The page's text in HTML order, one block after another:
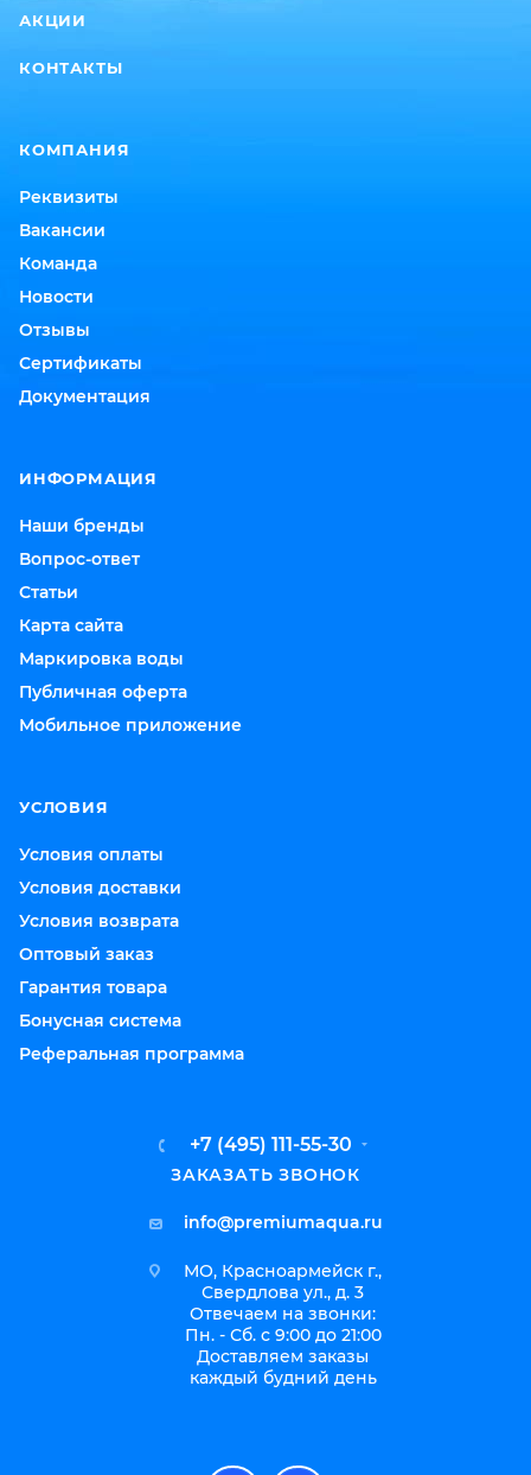
АКЦИИ
КОНТАКТЫ
КОМПАНИЯ
Реквизиты
Вакансии
Команда
Новости
Отзывы
Сертификаты
Документация
ИНФОРМАЦИЯ
Наши бренды
Вопрос-ответ
Статьи
Карта сайта
Маркировка воды
Публичная оферта
Мобильное приложение
УСЛОВИЯ
Условия оплаты
Условия доставки
Условия возврата
Оптовый заказ
Гарантия товара
Бонусная система
Реферальная программа
+7 (495) 111-55-30
ЗАКАЗАТЬ ЗВОНОК
info@premiumaqua.ru
МО, Красноармейск г.,
Свердлова ул., д. 3
Отвечаем на звонки:
Пн. - Сб. с 9:00 до 21:00
Доставляем заказы
каждый будний день